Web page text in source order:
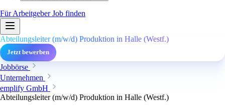
Für ArbeitgeberJob finden
Abteilungsleiter (m/w/d) Produktion in Halle (Westf.)
Jetzt bewerben
Jobbörse
Unternehmen
emplify GmbH
Abteilungsleiter (m/w/d) Produktion in Halle (Westf.)